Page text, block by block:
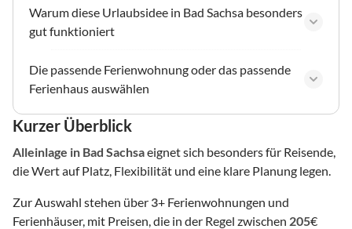
Warum diese Urlaubsidee in Bad Sachsa besonders
gut funktioniert
Die passende Ferienwohnung oder das passende
Ferienhaus auswählen
Kurzer Überblick
Alleinlage in Bad Sachsaeignet sich besonders für Reisende,
die Wert auf Platz, Flexibilität und eine klare Planung legen.
Zur Auswahl stehen über 3+ Ferienwohnungen und
Ferienhäuser, mit Preisen, die in der Regel zwischen 205€